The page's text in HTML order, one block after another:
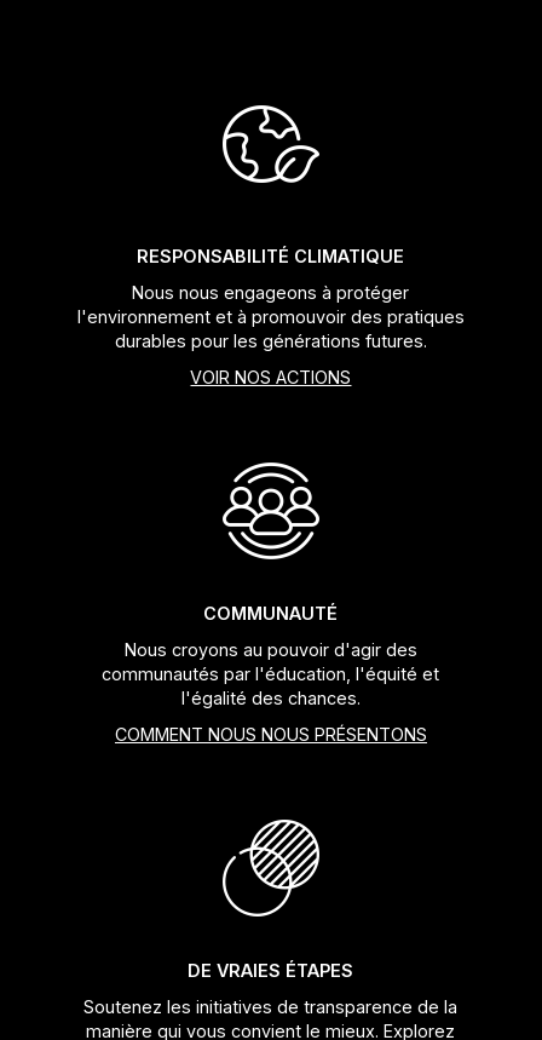
RESPONSABILITÉ CLIMATIQUE
Nous nous engageons à protéger
l'environnement et à promouvoir des pratiques
durables pour les générations futures.
VOIR NOS ACTIONS
COMMUNAUTÉ
Nous croyons au pouvoir d'agir des
communautés par l'éducation, l'équité et
l'égalité des chances.
COMMENT NOUS NOUS PRÉSENTONS
DE VRAIES ÉTAPES
Soutenez les initiatives de transparence de la
manière qui vous convient le mieux. Explorez